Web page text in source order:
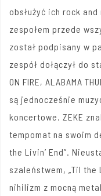
obsłużyć ich rock
zespołem przede
został podpisany w
zespół dołączył do
ON FIRE, ALABAMA
są jednocześnie
koncertowe. ZEKE
tempomat na swoim
the Livin’ End”.
szaleństwem, „Til the
nihilizm z mocną